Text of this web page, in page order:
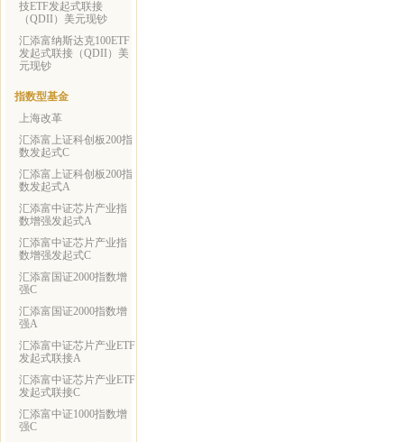
技ETF发起式联接
（QDII）美元现钞
汇添富纳斯达克100ETF
发起式联接（QDII）美
元现钞
指数型基金
上海改革
汇添富上证科创板200指
数发起式C
汇添富上证科创板200指
数发起式A
汇添富中证芯片产业指
数增强发起式A
汇添富中证芯片产业指
数增强发起式C
汇添富国证2000指数增
强C
汇添富国证2000指数增
强A
汇添富中证芯片产业ETF
发起式联接A
汇添富中证芯片产业ETF
发起式联接C
汇添富中证1000指数增
强C